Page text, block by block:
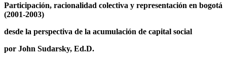
Participación, racionalidad colectiva y representación en bogotá
(2001-2003)
desde la perspectiva de la acumulación de capital social
por John Sudarsky, Ed.D.